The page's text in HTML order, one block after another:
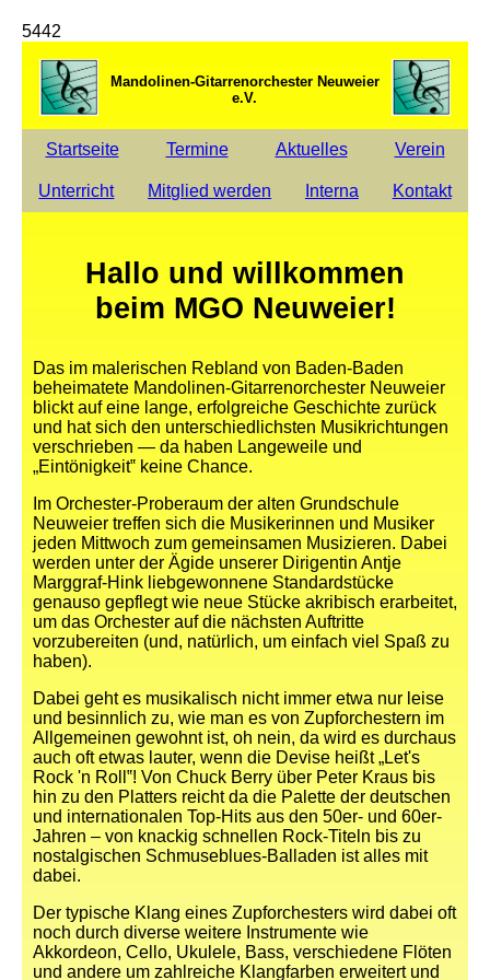
5442
Mandolinen-Gitarrenorchester Neuweier
e.V.
Startseite Termine Aktuelles Verein
Unterricht Mitglied werden Interna Kontakt
Hallo und willkommen
beim MGO Neuweier!
Das im malerischen Rebland von Baden-Baden
beheimatete Mandolinen-Gitarrenorchester Neuweier
blickt auf eine lange, erfolgreiche Geschichte zurück
und hat sich den unterschiedlichsten Musikrichtungen
verschrieben — da haben Langeweile und
„Eintönigkeit‟ keine Chance.
Im Orchester-Proberaum der alten Grundschule
Neuweier treffen sich die Musikerinnen und Musiker
jeden Mittwoch zum gemeinsamen Musizieren. Dabei
werden unter der Ägide unserer Dirigentin Antje
Marggraf-Hink liebgewonnene Standardstücke
genauso gepflegt wie neue Stücke akribisch erarbeitet,
um das Orchester auf die nächsten Auftritte
vorzubereiten (und, natürlich, um einfach viel Spaß zu
haben).
Dabei geht es musikalisch nicht immer etwa nur leise
und besinnlich zu, wie man es von Zupforchestern im
Allgemeinen gewohnt ist, oh nein, da wird es durchaus
auch oft etwas lauter, wenn die Devise heißt „Let's
Rock 'n Roll‟! Von Chuck Berry über Peter Kraus bis
hin zu den Platters reicht da die Palette der deutschen
und internationalen Top-Hits aus den 50er- und 60er-
Jahren – von knackig schnellen Rock-Titeln bis zu
nostalgischen Schmuseblues-Balladen ist alles mit
dabei.
Der typische Klang eines Zupforchesters wird dabei oft
noch durch diverse weitere Instrumente wie
Akkordeon, Cello, Ukulele, Bass, verschiedene Flöten
und andere um zahlreiche Klangfarben erweitert und